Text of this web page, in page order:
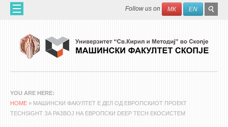
Skip to main content Search
Follow us on МК EN
ЗА НАС
60 ГОДИНИ МФ
ОРГАНИЗАЦИЈА
YOU ARE HERE
HOME » МАШИНСКИ ФАКУЛТЕТ Е ДЕЛ ОД ЕВРОПСКИОТ ПРОЕКТ
TECHSIGHT ЗА РАЗВОЈ НА ЕВРОПСКИ DEEP TECH ЕКОСИСТЕМ